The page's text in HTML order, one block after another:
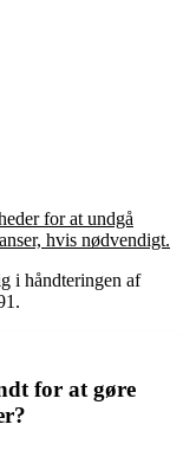
for at undgå
hvis nødvendigt.
i håndteringen af
for at gøre